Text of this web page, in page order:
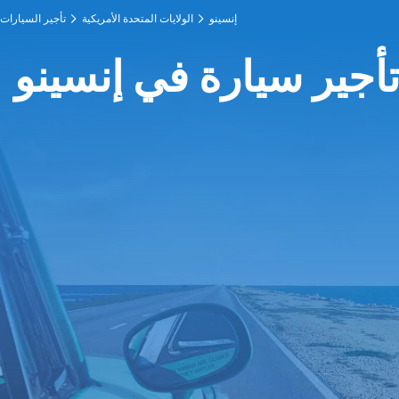
تأجير السيارات الولايات المتحدة الأمريكية إنسينو
تأجير سيارة في إنسينو